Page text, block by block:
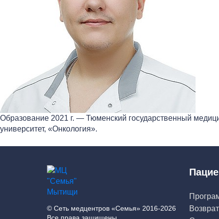
Образование 2021 г. — Тюменский государственный
университет, «Онкология».
© Сеть медцентров «Семья» 2016-2026
Все права защищены.